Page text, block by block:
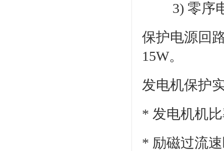
3) 零序
保护电源回
15W。
发电机保护
* 发电机机
* 励磁过流